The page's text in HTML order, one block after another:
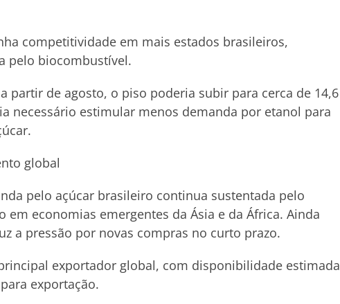
competitividade em mais estados brasileiros,
pelo biocombustível.
partir de agosto, o piso poderia subir para cerca de 14,6
necessário estimular menos demanda por etanol para
global
pelo açúcar brasileiro continua sustentada pelo
economias emergentes da Ásia e da África. Ainda
a pressão por novas compras no curto prazo.
exportador global, com disponibilidade estimada
exportação.